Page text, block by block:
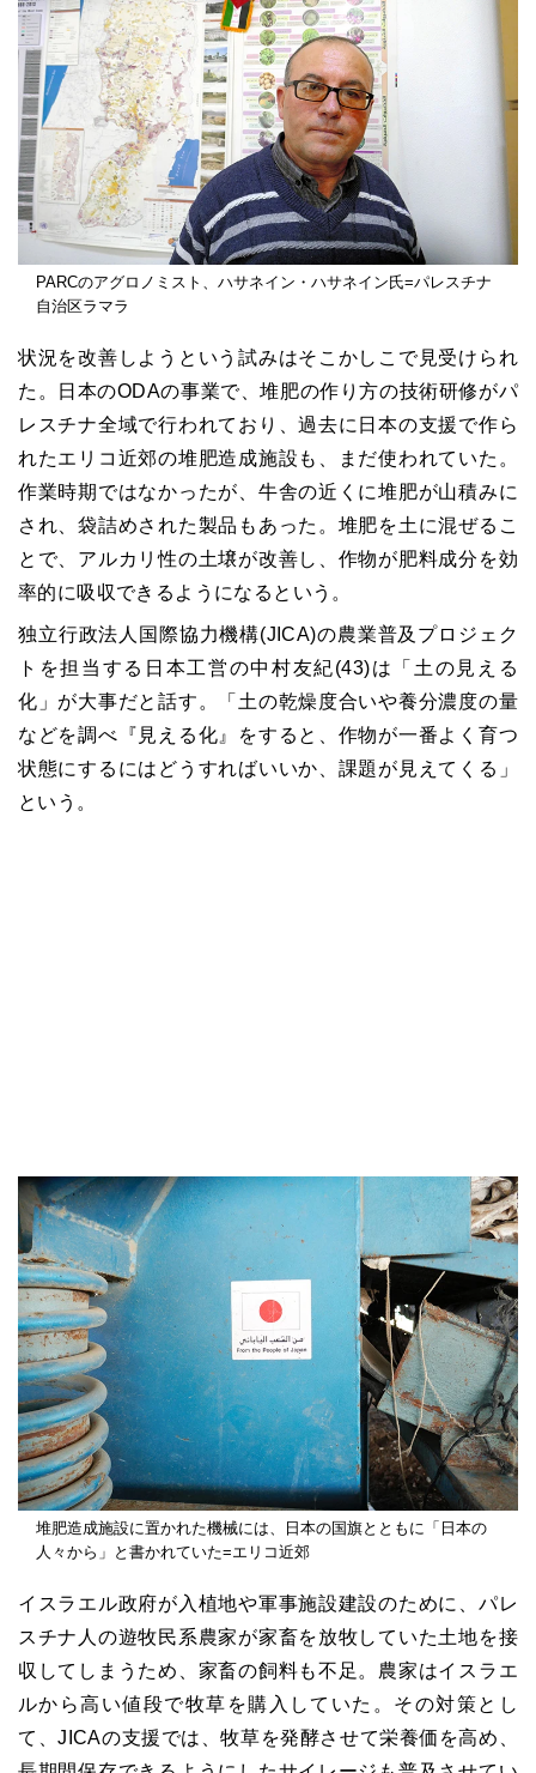
PARCのアグロノミスト、ハサネイン・ハサネイン氏=パレスチナ
自治区ラマラ
状況を改善しようという試みはそこかしこで見受けられ
た。日本のODAの事業で、堆肥の作り方の技術研修がパ
レスチナ全域で行われており、過去に日本の支援で作ら
れたエリコ近郊の堆肥造成施設も、まだ使われていた。
作業時期ではなかったが、牛舎の近くに堆肥が山積みに
され、袋詰めされた製品もあった。堆肥を土に混ぜるこ
とで、アルカリ性の土壌が改善し、作物が肥料成分を効
率的に吸収できるようになるという。
独立行政法人国際協力機構(JICA)の農業普及プロジェク
トを担当する日本工営の中村友紀(43)は「土の見える
化」が大事だと話す。「土の乾燥度合いや養分濃度の量
などを調べ『見える化』をすると、作物が一番よく育つ
状態にするにはどうすればいいか、課題が見えてくる」
という。
堆肥造成施設に置かれた機械には、日本の国旗とともに「日本の
人々から」と書かれていた=エリコ近郊
イスラエル政府が入植地や軍事施設建設のために、パレ
スチナ人の遊牧民系農家が家畜を放牧していた土地を接
収してしまうため、家畜の飼料も不足。農家はイスラエ
ルから高い値段で牧草を購入していた。その対策とし
て、JICAの支援では、牧草を発酵させて栄養価を高め、